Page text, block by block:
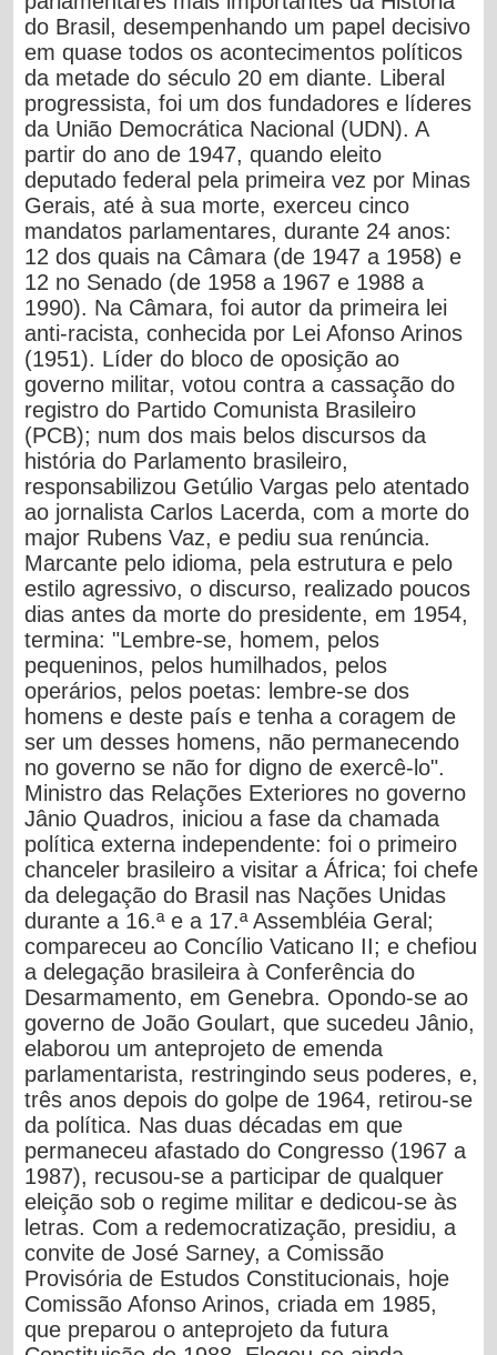
do Brasil, desempenhando um papel decisivo
em quase todos os acontecimentos políticos
da metade do século 20 em diante. Liberal
progressista, foi um dos fundadores e líderes
da União Democrática Nacional (UDN). A
partir do ano de 1947, quando eleito
deputado federal pela primeira vez por Minas
Gerais, até à sua morte, exerceu cinco
mandatos parlamentares, durante 24 anos:
12 dos quais na Câmara (de 1947 a 1958) e
12 no Senado (de 1958 a 1967 e 1988 a
1990). Na Câmara, foi autor da primeira lei
anti-racista, conhecida por Lei Afonso Arinos
(1951). Líder do bloco de oposição ao
governo militar, votou contra a cassação do
registro do Partido Comunista Brasileiro
(PCB); num dos mais belos discursos da
história do Parlamento brasileiro,
responsabilizou Getúlio Vargas pelo atentado
ao jornalista Carlos Lacerda, com a morte do
major Rubens Vaz, e pediu sua renúncia.
Marcante pelo idioma, pela estrutura e pelo
estilo agressivo, o discurso, realizado poucos
dias antes da morte do presidente, em 1954,
termina: "Lembre-se, homem, pelos
pequeninos, pelos humilhados, pelos
operários, pelos poetas: lembre-se dos
homens e deste país e tenha a coragem de
ser um desses homens, não permanecendo
no governo se não for digno de exercê-lo".
Ministro das Relações Exteriores no governo
Jânio Quadros, iniciou a fase da chamada
política externa independente: foi o primeiro
chanceler brasileiro a visitar a África; foi chefe
da delegação do Brasil nas Nações Unidas
durante a 16.ª e a 17.ª Assembléia Geral;
compareceu ao Concílio Vaticano II; e chefiou
a delegação brasileira à Conferência do
Desarmamento, em Genebra. Opondo-se ao
governo de João Goulart, que sucedeu Jânio,
elaborou um anteprojeto de emenda
parlamentarista, restringindo seus poderes, e,
três anos depois do golpe de 1964, retirou-se
da política. Nas duas décadas em que
permaneceu afastado do Congresso (1967 a
1987), recusou-se a participar de qualquer
eleição sob o regime militar e dedicou-se às
letras. Com a redemocratização, presidiu, a
convite de José Sarney, a Comissão
Provisória de Estudos Constitucionais, hoje
Comissão Afonso Arinos, criada em 1985,
que preparou o anteprojeto da futura